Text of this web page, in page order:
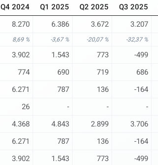
Q4 2024 Q1 2025 Q2 2025 Q3 2025
8.270 6.386 3.672 3.207
8,69 % -3,67 % -20,07 % -32,37 %
3.902 1.543 773 -499
774 690 719 686
6.271 787 136 -164
26 - - -
4.368 4.843 2.899 3.706
6.271 787 136 -164
3.902 1.543 773 -499